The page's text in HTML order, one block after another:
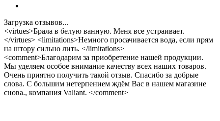
Загрузка отзывов...
<virtues>Брала в белую ванную. Меня все устраивает.
</virtues> <limitations>Немного просачивается вода, если прям
на штору сильно лить. </limitations>
<comment>Благодарим за приобретение нашей продукции.
Мы уделяем особое внимание качеству всех наших товаров.
Очень приятно получить такой отзыв. Спасибо за добрые
слова. С большим нетерпением ждём Вас в нашем магазине
снова., компания Valiant. </comment>